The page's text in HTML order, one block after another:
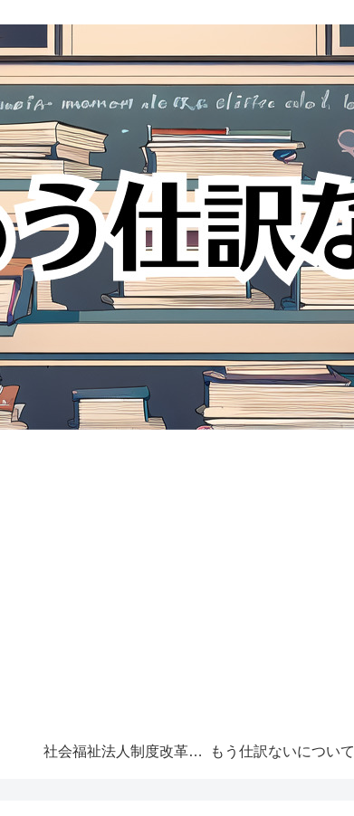
社会福祉法人制度改革に もう仕訳ないについて